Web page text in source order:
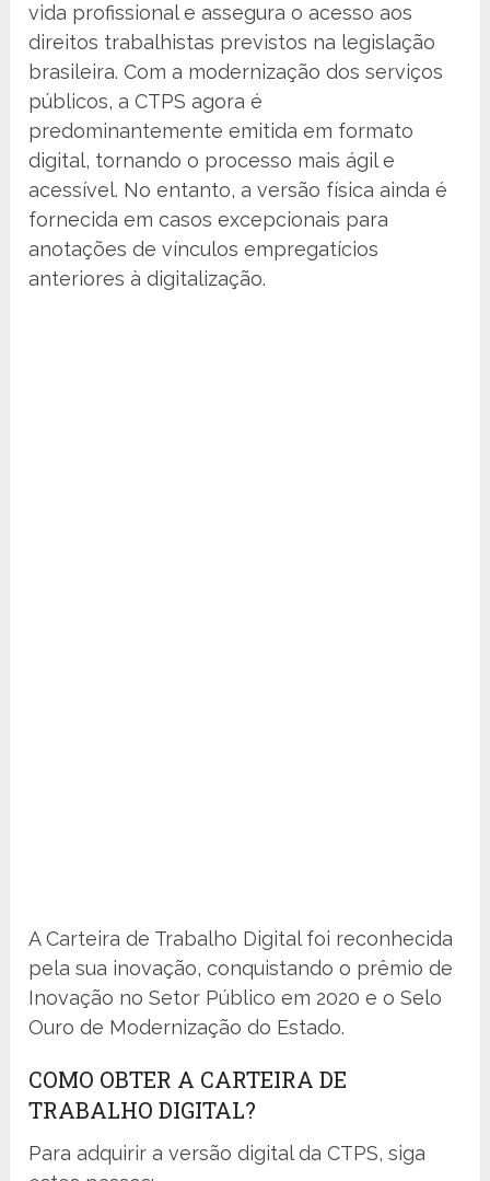
vida profissional e assegura o acesso aos
direitos trabalhistas previstos na legislação
brasileira. Com a modernização dos serviços
públicos, a CTPS agora é
predominantemente emitida em formato
digital, tornando o processo mais ágil e
acessível. No entanto, a versão física ainda é
fornecida em casos excepcionais para
anotações de vínculos empregatícios
anteriores à digitalização.
A Carteira de Trabalho Digital foi reconhecida
pela sua inovação, conquistando o prêmio de
Inovação no Setor Público em 2020 e o Selo
Ouro de Modernização do Estado.
COMO OBTER A CARTEIRA DE
TRABALHO DIGITAL?
Para adquirir a versão digital da CTPS, siga